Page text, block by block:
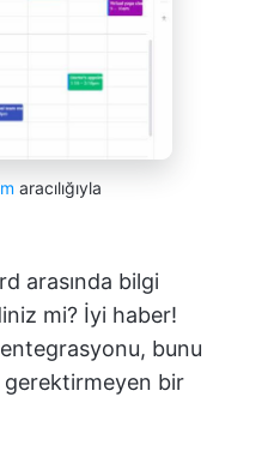
aracılığıyla
arasında bilgi
mi? İyi haber!
bunu
gerektirmeyen bir